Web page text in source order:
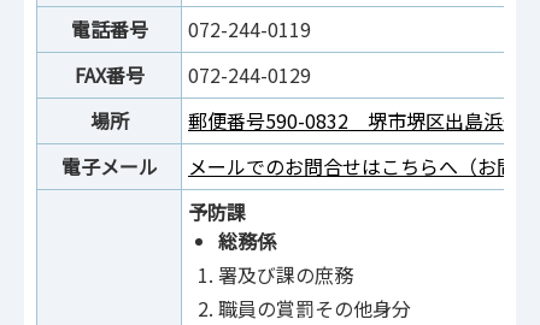
電話番号
072-244-0119
FAX番号
072-244-0129
場所
郵便番号590-0832 堺市堺区出島浜通1
電子メール
メールでのお問合せはこちらへ（お問
予防課
総務係
署及び課の庶務
職員の賞罰その他身分